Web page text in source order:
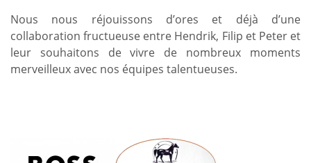
Nous nous réjouissons d’ores et déjà d’une
collaboration fructueuse entre Hendrik, Filip et Peter et
leur souhaitons de vivre de nombreux moments
merveilleux avec nos équipes talentueuses.